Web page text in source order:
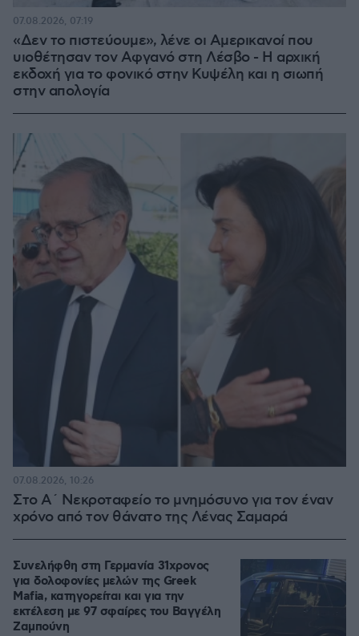
«Δεν το πιστεύουμε», λένε οι Αμερικανοί που
υιοθέτησαν τον Αφγανό στη Λέσβο - Η αρχική
εκδοχή για το φονικό στην Κυψέλη και η σιωπή
στην απολογία
07.08.2026, 07:19
Στο Α΄ Νεκροταφείο το μνημόσυνο για τον έναν
χρόνο από τον θάνατο της Λένας Σαμαρά
07.08.2026, 10:26
Συνελήφθη στη Γερμανία 31χρονος
για δολοφονίες μελών της Greek
Mafia, κατηγορείται και για την
εκτέλεση με 97 σφαίρες του Βαγγέλη
Ζαμπούνη